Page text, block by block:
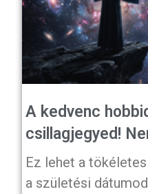
A kedvenc
csillagjegyed!
Ez lehet a
a születési